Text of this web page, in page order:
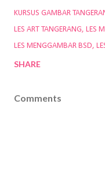
KURSUS GAMBAR
LES ART TANGERANG
LES
LES MENGGAMBAR BSD
SHARE
Comments